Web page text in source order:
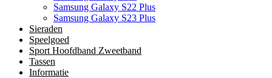
Samsung Galaxy S22 Plus
Samsung Galaxy S23 Plus
Sieraden
Speelgoed
Sport Hoofdband Zweetband
Tassen
Informatie